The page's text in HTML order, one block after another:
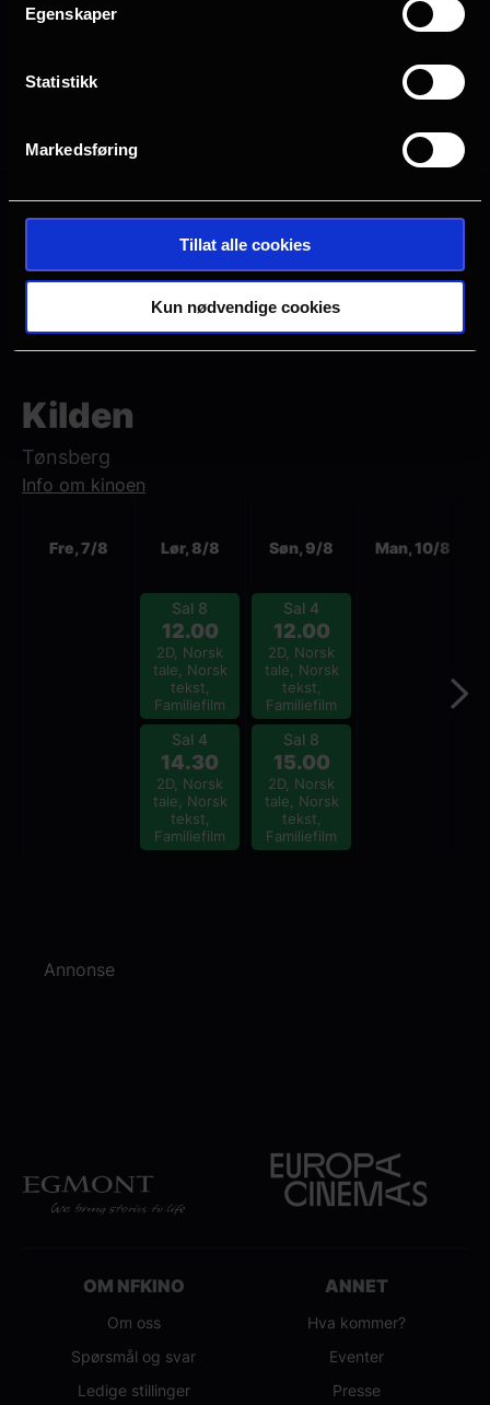
Egenskaper
Statistikk
Markedsføring
Tillat alle cookies
Kun nødvendige cookies
Kilden
Tønsberg
Info om kinoen
Fre, 7/8 Lør, 8/8
Sal 8
12.00
2D, Norsk
tale, Norsk
tekst,
Familiefilm
Sal 4
14.30
2D, Norsk
tale, Norsk
tekst,
Familiefilm
Søn, 9/8
Sal 4
12.00
2D, Norsk
tale, Norsk
tekst,
Familiefilm
Sal 8
15.00
2D, Norsk
tale, Norsk
tekst,
Familiefilm
Man, 10/8
Mange ledige plasser
Veldig få ledige plasser
Annonse
OM NFKINO
Om oss
Spørsmål og svar
Ledige stillinger
ANNET
Hva kommer?
Eventer
Presse